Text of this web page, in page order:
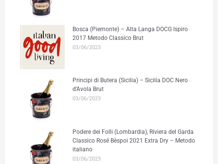
Bosca (Piemonte) – Alta Langa DOCG Ispiro
2017 Metodo Classico Brut
03/06/2023
Principi di Butera (Sicilia) – Sicilia DOC Nero
d’Avola Brut
03/06/2023
Podere dei Folli (Lombardia), Riviera del Garda
Classico Rosé Bèspoi 2021 Extra Dry – Metodo
italiano
03/06/2023